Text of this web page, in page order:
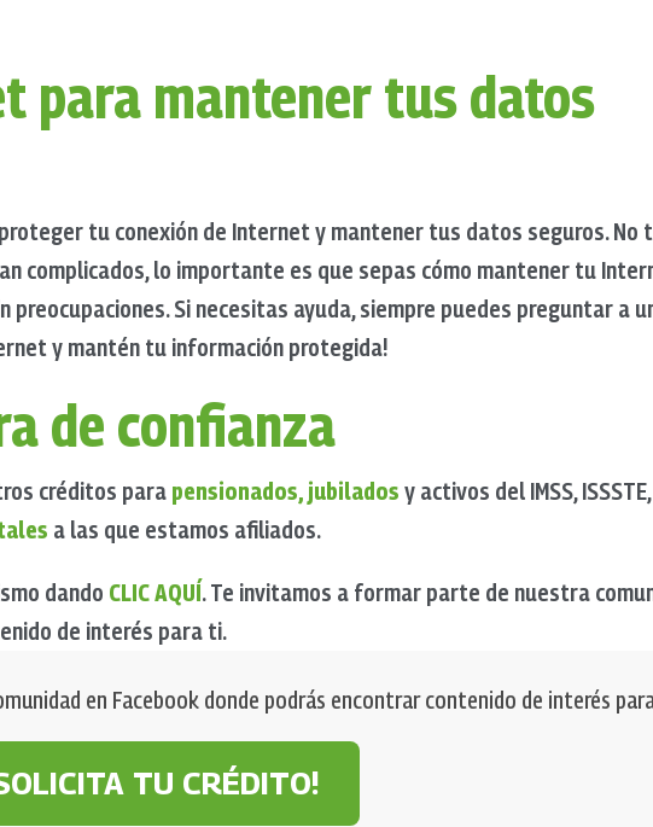
para mantener tus datos
tu conexión de Internet y mantener tus datos seguros. No
complicados, lo importante es que sepas cómo mantener tu
Si necesitas ayuda, siempre puedes preguntar a
y mantén tu información protegida!
de confianza
créditos para pensionados, jubilados y activos del IMSS,
a las que estamos afiliados.
dando CLIC AQUÍ. Te invitamos a formar parte de nuestra
de interés para ti.
en Facebook donde podrás encontrar contenido de interés
TU CRÉDITO!